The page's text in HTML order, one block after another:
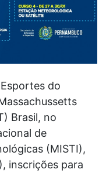
do
Brasil, no
de
(MISTI),
inscrições para